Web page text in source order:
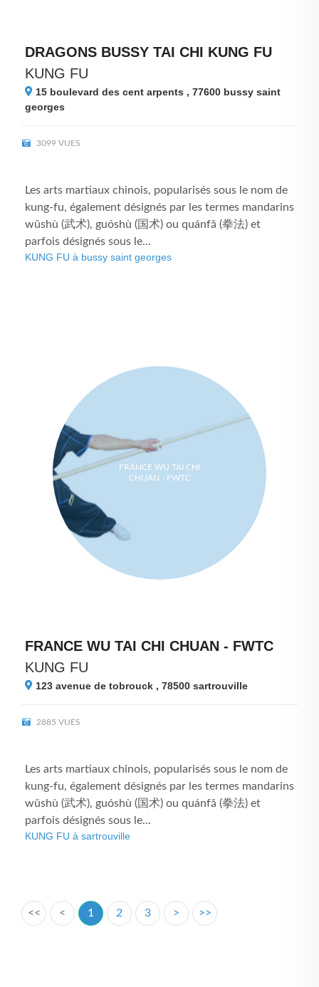
DRAGONS BUSSY TAI CHI KUNG FU
KUNG FU
15 boulevard des cent arpents , 77600 bussy saint
georges
3099 VUES
Les arts martiaux chinois, popularisés sous le nom de
kung-fu, également désignés par les termes mandarins
wǔshù (武术), guóshù (国术) ou quánfǎ (拳法) et
parfois désignés sous le...
KUNG FU à bussy saint georges
FRANCE WU TAI CHI
CHUAN - FWTC
FRANCE WU TAI CHI CHUAN - FWTC
KUNG FU
123 avenue de tobrouck , 78500 sartrouville
2885 VUES
Les arts martiaux chinois, popularisés sous le nom de
kung-fu, également désignés par les termes mandarins
wǔshù (武术), guóshù (国术) ou quánfǎ (拳法) et
parfois désignés sous le...
KUNG FU à sartrouville
<< < 1 2 3 > >>